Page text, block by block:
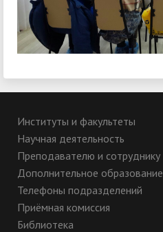
Институты и факультеты
Научная деятельность
Преподавателю и сотруднику
Дополнительное образование
Телефоны подразделений
Приёмная комиссия
Библиотека